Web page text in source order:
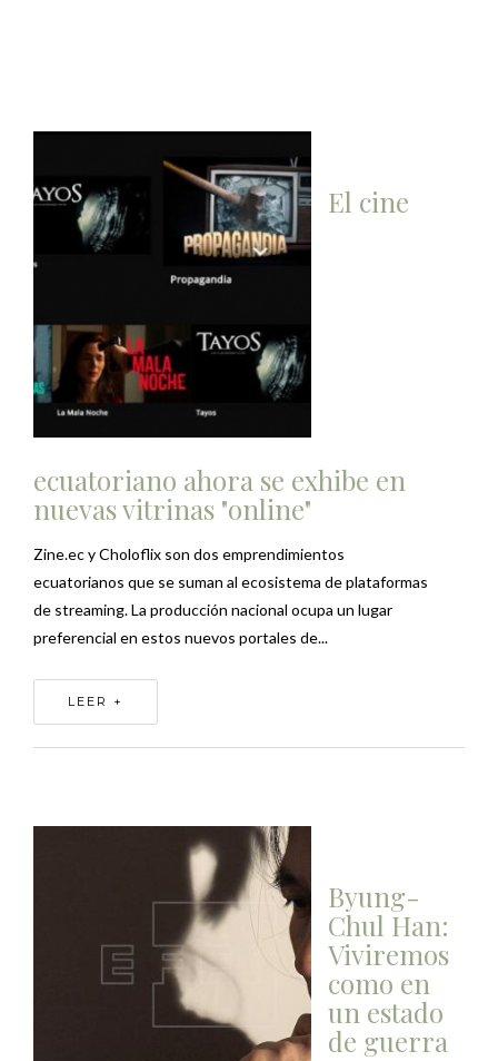
El cine
ecuatoriano ahora se exhibe en
nuevas vitrinas "online"
Zine.ec y Choloflix son dos emprendimientos
ecuatorianos que se suman al ecosistema de plataformas
de streaming. La producción nacional ocupa un lugar
preferencial en estos nuevos portales de...
LEER +
Byung-
Chul Han:
Viviremos
como en
un estado
de guerra